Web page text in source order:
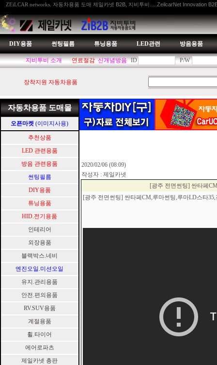
ZEiLCAR networks. 자동차용품 도매 제일카넷 B2B, 지비투비.....ZeilcarNet Innovation
DIY용품 썬팅필름 튜닝용품 LED관련 방음용품
지비투비 소개 연료절감 신개념방음 ID P/W
장착지원 자동차용품
자동차용품 도매몰
오픈마켓 (이미지사용)
추천상품
LED 관련용품
방음 관련용품
썬팅필름
DIY용품
튜닝용품
HID.전기용품
인테리어
외장용품
블랙박스.네비
엔진오일.미션오일
유지.관리용품
안전.편의용품
RV.SUV용품
계절용품
휠.타이어
에어로파츠
제일카넷 총판
2020/02/06 (08:09)
작성자 : 제일카넷
[광주 전면썬팅] 싼타페
[광주 전면썬팅] 싼타페CM,루마썬팅,루마LD스타